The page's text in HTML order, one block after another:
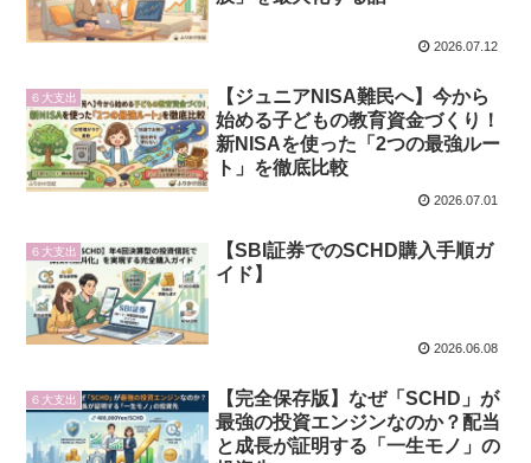
2026.07.12
６大支出
【ジュニアNISA難民へ】今から
始める子どもの教育資金づくり！
新NISAを使った「2つの最強ルー
ト」を徹底比較
2026.07.01
６大支出
【SBI証券でのSCHD購入手順ガ
イド】
2026.06.08
６大支出
【完全保存版】なぜ「SCHD」が
最強の投資エンジンなのか？配当
と成長が証明する「一生モノ」の